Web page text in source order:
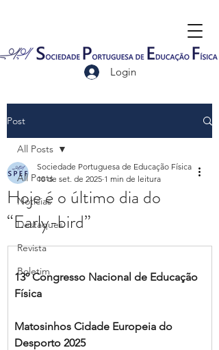
Login
Post
All Posts
Notícias
Destaques
Revista
Boletim
All Posts
Hoje é o último dia do
“Early-bird”
Sociedade Portuguesa de Educação Física
10 de set. de 2025 1 min de leitura
13º Congresso Nacional de Educação
Física
Matosinhos Cidade Europeia do
Desporto 2025